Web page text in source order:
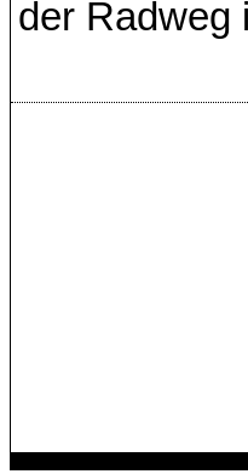
der Radweg